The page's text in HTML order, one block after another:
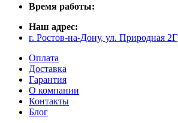
Время работы:
Наш адрес:
г. Ростов-на-Дону, ул. Природная 2Г
Оплата
Доставка
Гарантия
О компании
Контакты
Блог